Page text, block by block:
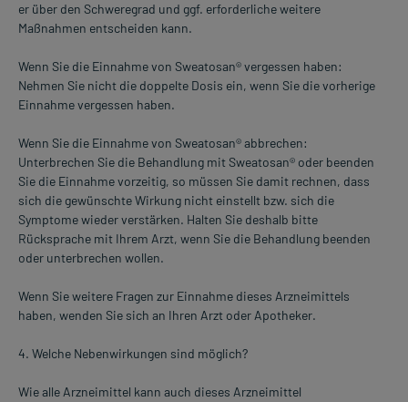
er über den Schweregrad und ggf. erforderliche weitere
Maßnahmen entscheiden kann.
Wenn Sie die Einnahme von Sweatosan® vergessen haben:
Nehmen Sie nicht die doppelte Dosis ein, wenn Sie die vorherige
Einnahme vergessen haben.
Wenn Sie die Einnahme von Sweatosan® abbrechen:
Unterbrechen Sie die Behandlung mit Sweatosan® oder beenden
Sie die Einnahme vorzeitig, so müssen Sie damit rechnen, dass
sich die gewünschte Wirkung nicht einstellt bzw. sich die
Symptome wieder verstärken. Halten Sie deshalb bitte
Rücksprache mit Ihrem Arzt, wenn Sie die Behandlung beenden
oder unterbrechen wollen.
Wenn Sie weitere Fragen zur Einnahme dieses Arzneimittels
haben, wenden Sie sich an Ihren Arzt oder Apotheker.
4. Welche Nebenwirkungen sind möglich?
Wie alle Arzneimittel kann auch dieses Arzneimittel